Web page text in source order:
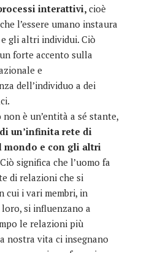
interattivi, cioè
l’essere umano instaura
e gli altri individui. Ciò
forte accento sulla
e
dell’individuo a dei
non è un’entità a sé stante,
un’infinita rete di
mondo e con gli altri
significa che l’uomo fa
di relazioni che si
cui i vari membri, in
si influenzano a
le relazioni più
nostra vita ci insegnano